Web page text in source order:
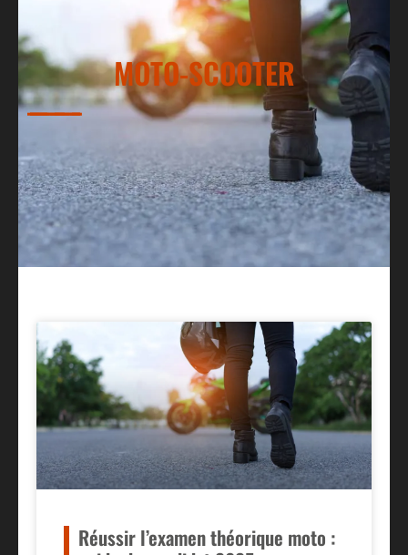
MOTO-SCOOTER
Réussir l’examen théorique moto :